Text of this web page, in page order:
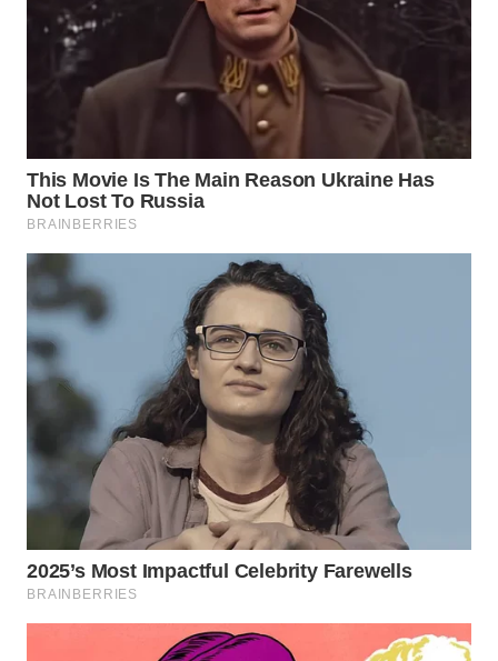
WN
PRIANGAN
TIMUR
SEMARANG
WN
SOLO
WN
BOROBUDUR
WN
MADURA
SURABAYA
WN
NATUNA